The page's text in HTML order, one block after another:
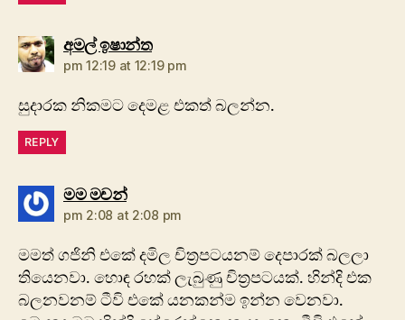
අමල් ඉෂාන්තsays:
pm 12:19 at 12:19 pm
සුදාරක නිකමට දෙමළ එකත් බලන්න.
REPLY
මම මචන්says:
pm 2:08 at 2:08 pm
මමත් ගජිනි එකේ දමිල චිත්‍රපටයනම් දෙපාරක් බලලා
තියෙනවා. හොඳ රහක් ලැබුණු චිත්‍රපටයක්. හින්දි එක
බලනවනම් ටීවි එකේ යනකන්ම ඉන්න වෙනවා.